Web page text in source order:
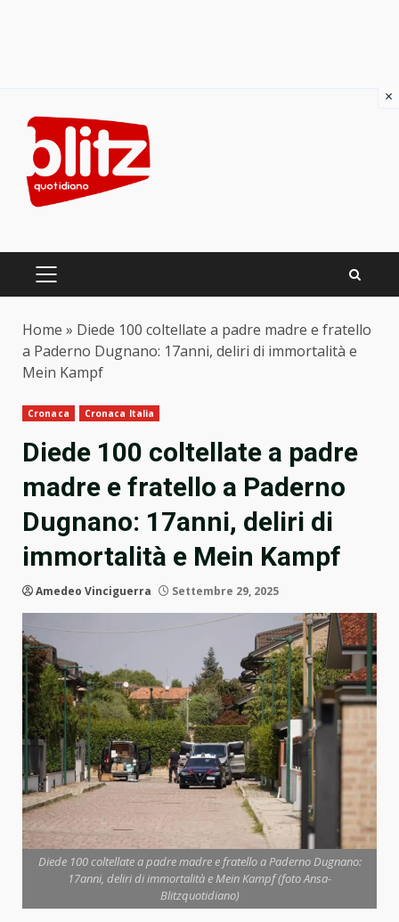
content
PRIMARY
Home » Diede 100 coltellate a padre madre e fratello
a Paderno Dugnano: 17anni, deliri di immortalità e
Mein Kampf
Cronaca Cronaca Italia
Diede 100 coltellate a padre
madre e fratello a Paderno
Dugnano: 17anni, deliri di
immortalità e Mein Kampf
Amedeo Vinciguerra Settembre 29, 2025
Diede 100 coltellate a padre madre e fratello a Paderno Dugnano:
17anni, deliri di immortalità e Mein Kampf (foto Ansa-
Blitzquotidiano)
×